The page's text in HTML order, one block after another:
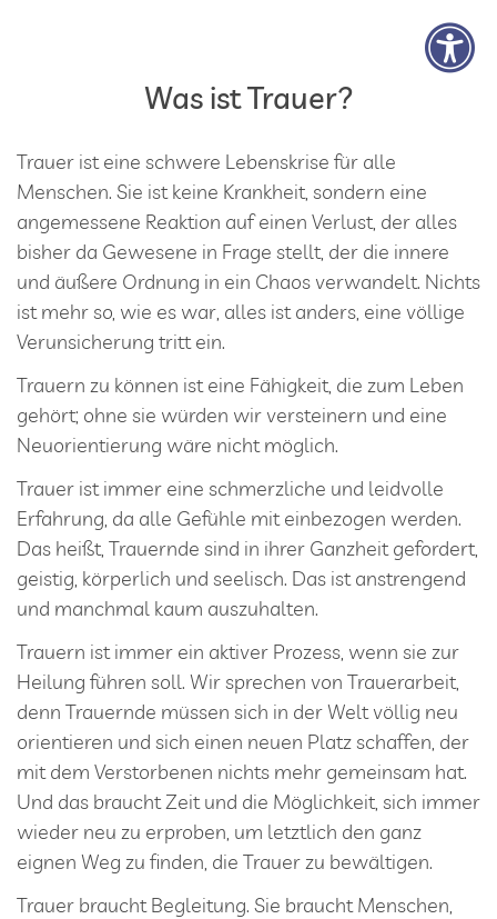
Was ist Trauer?
Trauer ist eine schwere Lebenskrise für alle
Menschen. Sie ist keine Krankheit, sondern eine
angemessene Reaktion auf einen Verlust, der alles
bisher da Gewesene in Frage stellt, der die innere
und äußere Ordnung in ein Chaos verwandelt. Nichts
ist mehr so, wie es war, alles ist anders, eine völlige
Verunsicherung tritt ein.
Trauern zu können ist eine Fähigkeit, die zum Leben
gehört; ohne sie würden wir versteinern und eine
Neuorientierung wäre nicht möglich.
Trauer ist immer eine schmerzliche und leidvolle
Erfahrung, da alle Gefühle mit einbezogen werden.
Das heißt, Trauernde sind in ihrer Ganzheit gefordert,
geistig, körperlich und seelisch. Das ist anstrengend
und manchmal kaum auszuhalten.
Trauern ist immer ein aktiver Prozess, wenn sie zur
Heilung führen soll. Wir sprechen von Trauerarbeit,
denn Trauernde müssen sich in der Welt völlig neu
orientieren und sich einen neuen Platz schaffen, der
mit dem Verstorbenen nichts mehr gemeinsam hat.
Und das braucht Zeit und die Möglichkeit, sich immer
wieder neu zu erproben, um letztlich den ganz
eignen Weg zu finden, die Trauer zu bewältigen.
Trauer braucht Begleitung. Sie braucht Menschen,